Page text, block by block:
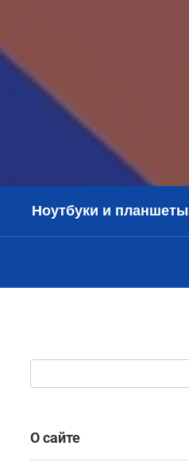
Ноутбуки и планшеты
О сайте